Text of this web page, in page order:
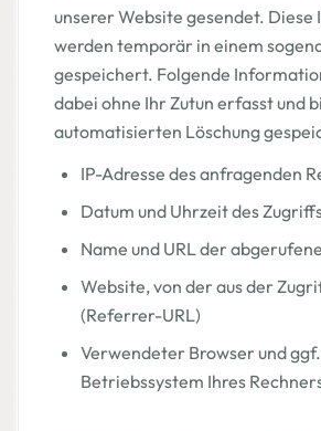
unserer Website gesendet.
werden temporär in einem
gespeichert. Folgende
dabei ohne Ihr Zutun erfasst und
automatisierten Löschung
IP-Adresse des anfragenden
Datum und Uhrzeit des
Name und URL der
Website, von der aus der
(Referrer-URL)
Verwendeter Browser und
Betriebssystem Ihres